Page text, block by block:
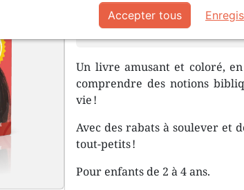
Dieu m’a donné des
Un livre amusant et coloré,
comprendre des notions
vie !
Avec des rabats à soulever et
tout-petits !
Pour enfants de 2 à 4 ans.
Accepter tous